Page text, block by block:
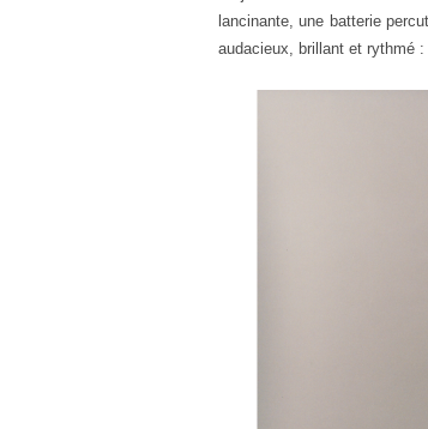
lancinante, une batterie
audacieux, brillant et rythmé :